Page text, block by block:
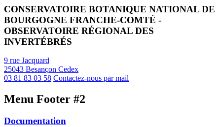
CONSERVATOIRE BOTANIQUE NATIONAL DE
BOURGOGNE FRANCHE-COMTÉ -
OBSERVATOIRE RÉGIONAL DES
INVERTÉBRÉS
9 rue Jacquard
25043 Besançon Cedex
03 81 83 03 58 Contactez-nous par mail
Menu Footer #2
Documentation